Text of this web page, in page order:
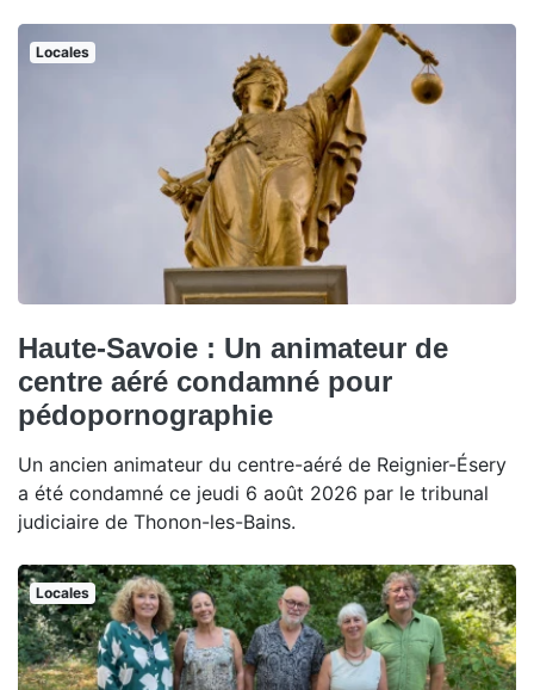
Locales
Haute-Savoie : Un animateur de
centre aéré condamné pour
pédopornographie
Un ancien animateur du centre-aéré de Reignier-Ésery
a été condamné ce jeudi 6 août 2026 par le tribunal
judiciaire de Thonon-les-Bains.
Locales